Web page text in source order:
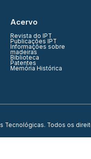
Acervo
Revista do IPT
Publicações IPT
Informações sobre
madeiras
Biblioteca
Patentes
Memória Histórica
Tecnológicas. Todos os